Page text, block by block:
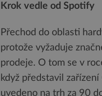
Krok vedle od Spotify
Přechod do oblasti
protože vyžaduje
prodeje. O tom se v
když představil
uvedeno na trh za 90